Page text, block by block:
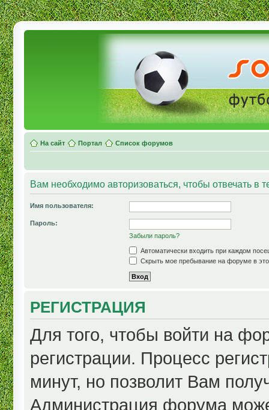
На сайт Портал Список форумов
Вам необходимо авторизоваться, чтобы отвечать в
Имя пользователя:
Пароль:
Забыли пароль?
Автоматически входить при каждом
Скрыть мое пребывание на форуме в
РЕГИСТРАЦИЯ
Для того, чтобы войти на
регистрации. Процесс
минут, но позволит Вам
Администрация форума